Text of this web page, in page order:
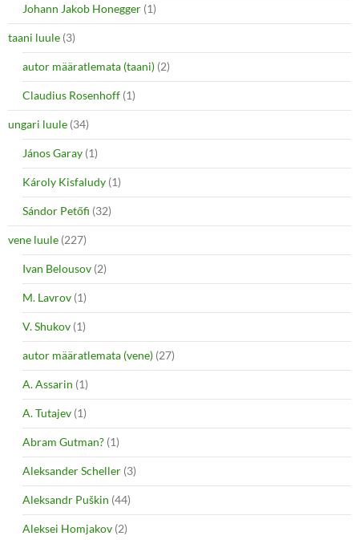
Johann Jakob Honegger (1)
taani luule (3)
autor määratlemata (taani) (2)
Claudius Rosenhoff (1)
ungari luule (34)
János Garay (1)
Károly Kisfaludy (1)
Sándor Petőfi (32)
vene luule (227)
Ivan Belousov (2)
M. Lavrov (1)
V. Shukov (1)
autor määratlemata (vene) (27)
A. Assarin (1)
A. Tutajev (1)
Abram Gutman? (1)
Aleksander Scheller (3)
Aleksandr Puškin (44)
Aleksei Homjakov (2)